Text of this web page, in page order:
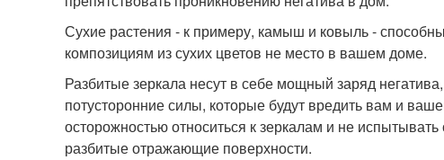
Сухие растения - к примеру, камыш и ковыль -
композициям из сухих цветов не место в вашем доме.
Разбитые зеркала несут в себе мощный заряд
потусторонние силы, которые будут вредить вам и
осторожностью относиться к зеркалам и не
разбитые отражающие поверхности.